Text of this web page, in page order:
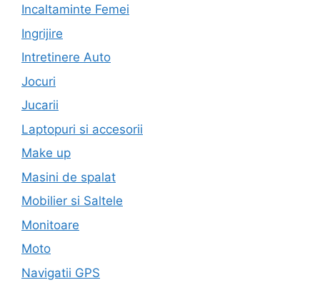
Incaltaminte Femei
Ingrijire
Intretinere Auto
Jocuri
Jucarii
Laptopuri si accesorii
Make up
Masini de spalat
Mobilier si Saltele
Monitoare
Moto
Navigatii GPS